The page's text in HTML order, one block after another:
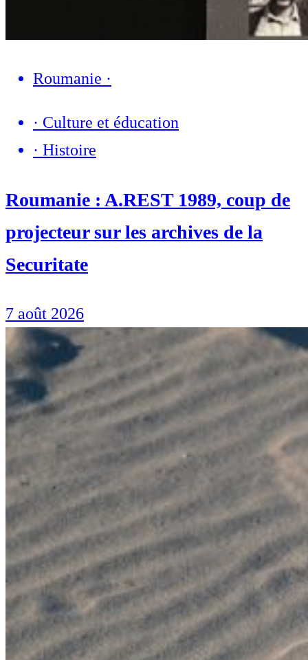
Roumanie ·
· Culture et éducation
· Histoire
Roumanie : A.REST 1989, coup de
projecteur sur les archives de la
Securitate
7 août 2026